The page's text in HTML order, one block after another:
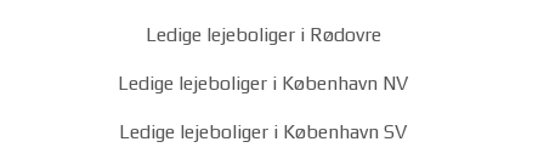
Ledige lejeboliger i Rødovre
Ledige lejeboliger i København NV
Ledige lejeboliger i København SV